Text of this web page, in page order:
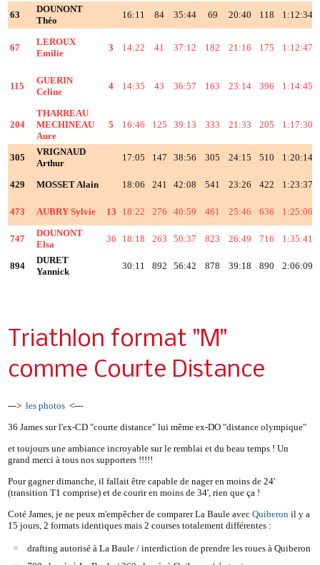
63
DOUNONT
Théo
16:11 84 35:44 69 20:40 118 1:12:34
67
LEROUX
Emilie
3 14:22 41 37:12 182 21:16 175 1:12:47
115
GUERIN
Celine
4 14:35 43 36:57 163 23:14 396 1:14:45
204
THARREAU
MECHINEAU
Aure
5 16:46 125 39:13 333 21:33 205 1:17:30
305
VRIGNAUD
Arthur
17:05 147 38:56 305 24:15 510 1:20:14
429 MOSSET Alain 18:06 241 42:08 541 23:26 422 1:23:37
473 AUBRY Sylvie 13 18:22 276 40:59 461 25:46 636 1:25:06
747
DOUNONT
Elsa
36 18:18 263 50:37 823 26:49 716 1:35:41
894
DURET
Yannick
30:11 892 56:42 878 39:18 890 2:06:09
Triathlon format "M"
comme Courte Distance
--->les photos <---
36 James sur l'ex-CD "courte distance" lui même ex-DO "distance olympique"
et toujours une ambiance incroyable sur le remblai et du beau temps ! Un
grand merci à tous nos supporters !!!!!
Pour gagner dimanche, il fallait être capable de nager en moins de 24'
(transition T1 comprise) et de courir en moins de 34', rien que ça !
Coté James, je ne peux m'empêcher de comparer La Baule avecQuiberon il y a
15 jours, 2 formats identiques mais 2 courses totalement différentes :
drafting autorisé à La Baule / interdiction de prendre les roues à Quiberon